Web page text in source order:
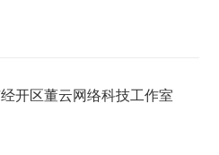
开区董云网络科技工作室